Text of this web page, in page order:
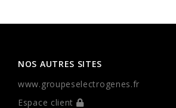
NOS AUTRES SITES
www.groupeselectrogenes.fr
Espace client